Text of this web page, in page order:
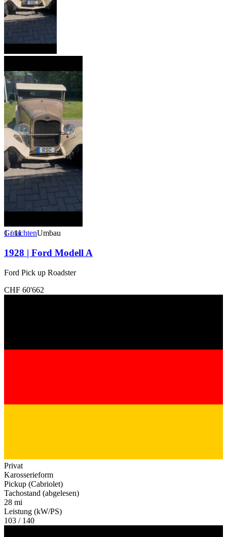
1/11
GutachtenUmbau
1928 | Ford Modell A
Ford Pick up Roadster
CHF 60'662
Privat
Karosserieform
Pickup (Cabriolet)
Tachostand (abgelesen)
28 mi
Leistung (kW/PS)
103 / 140